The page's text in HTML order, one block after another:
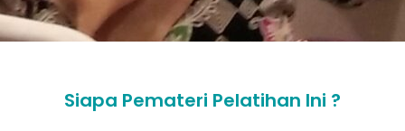
Siapa Pemateri Pelatihan Ini ?